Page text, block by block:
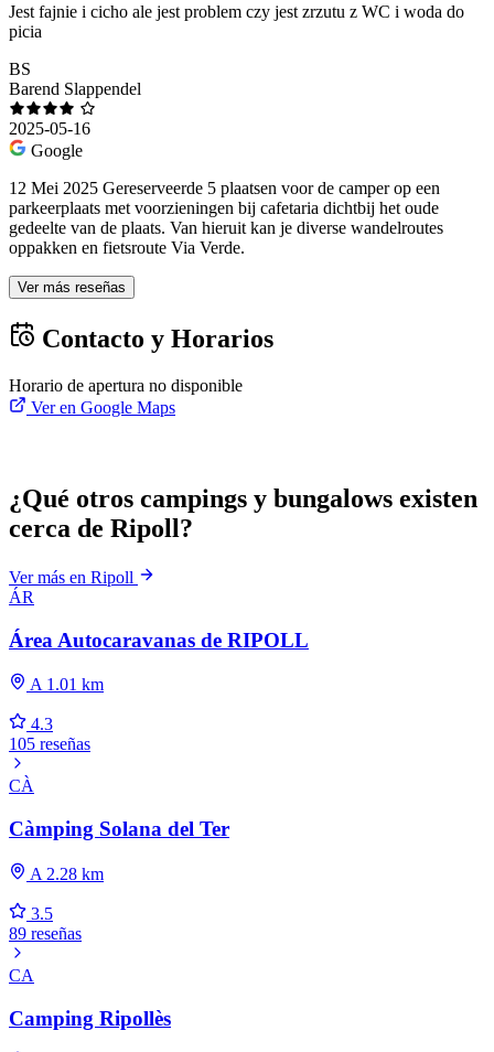
Jest fajnie i cicho ale jest problem czy jest zrzutu z WC i woda do
picia
BS
Barend Slappendel
2025-05-16
Google
12 Mei 2025 Gereserveerde 5 plaatsen voor de camper op een
parkeerplaats met voorzieningen bij cafetaria dichtbij het oude
gedeelte van de plaats. Van hieruit kan je diverse wandelroutes
oppakken en fietsroute Via Verde.
Ver más reseñas
Contacto y Horarios
Horario de apertura no disponible
Ver en Google Maps
¿Qué otros campings y bungalows existen
cerca de Ripoll?
Ver más en Ripoll
ÁR
Área Autocaravanas de RIPOLL
A 1.01 km
4.3
105 reseñas
CÀ
Càmping Solana del Ter
A 2.28 km
3.5
89 reseñas
CA
Camping Ripollès